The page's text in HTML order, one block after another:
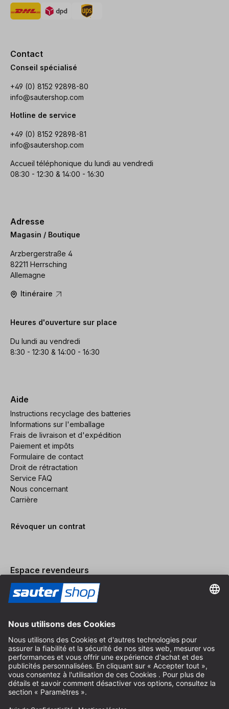
Contact
Conseil spécialisé
+49 (0) 8152 92898-80
info@sautershop.com
Hotline de service
+49 (0) 8152 92898-81
info@sautershop.com
Accueil téléphonique du lundi au vendredi
08:30 - 12:30 & 14:00 - 16:30
Adresse
Magasin / Boutique
Arzbergerstraße 4
82211 Herrsching
Allemagne
Itinéraire
Heures d'ouverture sur place
Du lundi au vendredi
8:30 - 12:30 & 14:00 - 16:30
Aide
Instructions recyclage des batteries
Informations sur l'emballage
Frais de livraison et d'expédition
Paiement et impôts
Formulaire de contact
Droit de rétractation
Service FAQ
Nous concernant
Carrière
Révoquer un contrat
Espace revendeurs
Devenir revendeur
Mentions légales
Conditions Générales
Protection des Données
Paramètres des Cookies